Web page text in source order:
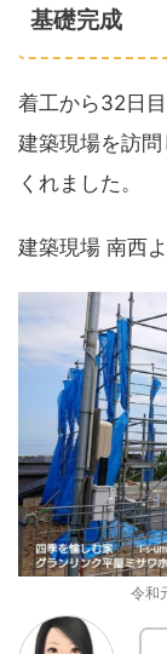
基礎完成
着工から32日
建築現場を訪
くれました。
建築現場 南西
令和